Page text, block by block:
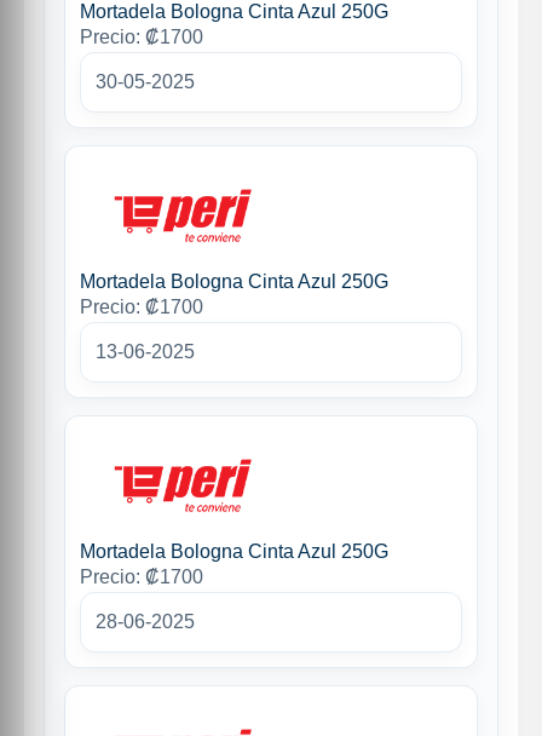
Mortadela Bologna Cinta Azul 250G
Precio: ₡1700
30-05-2025
Mortadela Bologna Cinta Azul 250G
Precio: ₡1700
13-06-2025
Mortadela Bologna Cinta Azul 250G
Precio: ₡1700
28-06-2025